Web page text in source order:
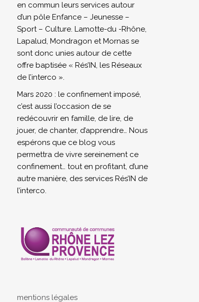
en commun leurs services autour
d’un pôle Enfance – Jeunesse –
Sport – Culture. Lamotte-du -Rhône,
Lapalud, Mondragon et Mornas se
sont donc unies autour de cette
offre baptisée « Rés’IN, les Réseaux
de l’interco ».
Mars 2020 : le confinement imposé,
c’est aussi l’occasion de se
redécouvrir en famille, de lire, de
jouer, de chanter, d’apprendre… Nous
espérons que ce blog vous
permettra de vivre sereinement ce
confinement… tout en profitant, d’une
autre manière, des services Rés’IN de
l’interco.
mentions légales